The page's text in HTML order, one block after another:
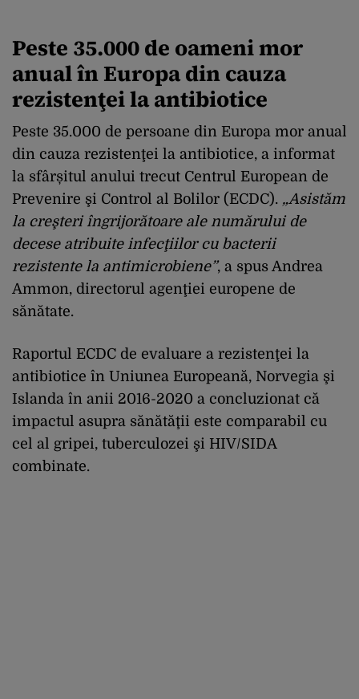
Peste 35.000 de oameni mor
anual în Europa din cauza
rezistenţei la antibiotice
Peste 35.000 de persoane din Europa mor anual
din cauza rezistenţei la antibiotice, a informat
la sfârșitul anului trecut Centrul European de
Prevenire şi Control al Bolilor (ECDC). „Asistăm
la creşteri îngrijorătoare ale numărului de
decese atribuite infecţiilor cu bacterii
rezistente la antimicrobiene”, a spus Andrea
Ammon, directorul agenţiei europene de
sănătate.
Raportul ECDC de evaluare a rezistenţei la
antibiotice în Uniunea Europeană, Norvegia şi
Islanda în anii 2016-2020 a concluzionat că
impactul asupra sănătăţii este comparabil cu
cel al gripei, tuberculozei şi HIV/SIDA
combinate.